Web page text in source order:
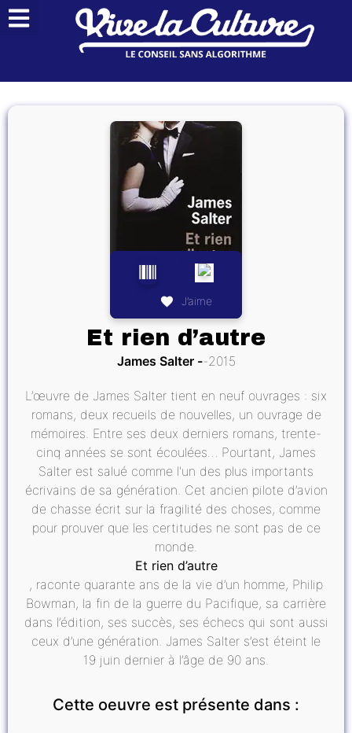
J’aime
Et rien d’autre
James Salter 2015
L’œuvre de James Salter tient en neuf ouvrages : six
romans, deux recueils de nouvelles, un ouvrage de
mémoires. Entre ses deux derniers romans, trente-
cinq années se sont écoulées… Pourtant, James
Salter est salué comme l'un des plus importants
écrivains de sa génération. Cet ancien pilote d’avion
de chasse écrit sur la fragilité des choses, comme
pour prouver que les certitudes ne sont pas de ce
monde.
Et rien d’autre
, raconte quarante ans de la vie d’un homme, Philip
Bowman, la fin de la guerre du Pacifique, sa carrière
dans l’édition, ses succès, ses échecs qui sont aussi
ceux d’une génération. James Salter s’est éteint le
19 juin dernier à l’âge de 90 ans.
Cette oeuvre est présente dans :